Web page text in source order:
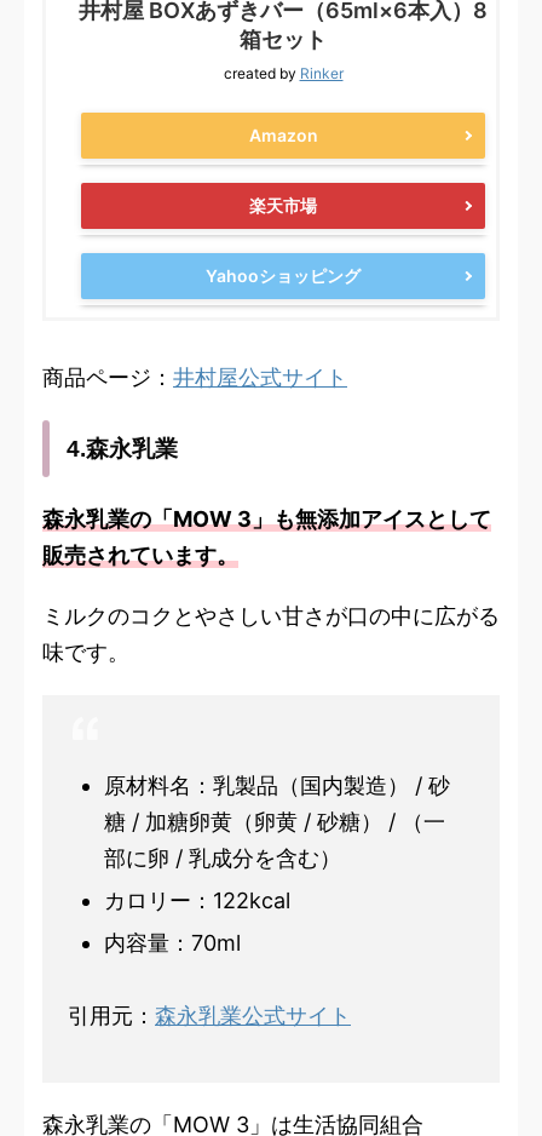
井村屋 BOXあずきバー（65ml×6本入）8
箱セット
created by Rinker
Amazon
楽天市場
Yahooショッピング
商品ページ： 井村屋公式サイト
4.森永乳業
森永乳業の「MOW 3」も無添加アイスとして
販売されています。
ミルクのコクとやさしい甘さが口の中に広がる
味です。
原材料名：乳製品（国内製造） / 砂
糖 / 加糖卵黄（卵黄 / 砂糖） / （一
部に卵 / 乳成分を含む）
カロリー：122kcal
内容量：70ml
引用元： 森永乳業公式サイト
森永乳業の「MOW 3」は生活協同組合